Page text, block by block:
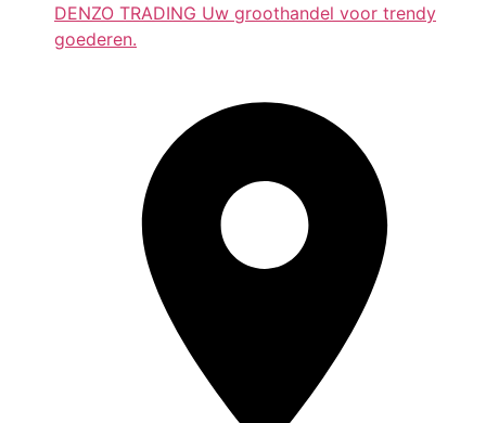
DENZO TRADING Uw groothandel voor trendy
goederen.